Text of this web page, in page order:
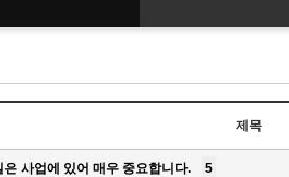
제목
은 사업에 있어 매우 중요합니다. 5